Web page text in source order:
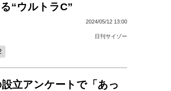
“ウルトラC”
2024/05/12 13:00
日刊サイゾー
立アンケートで「あっ